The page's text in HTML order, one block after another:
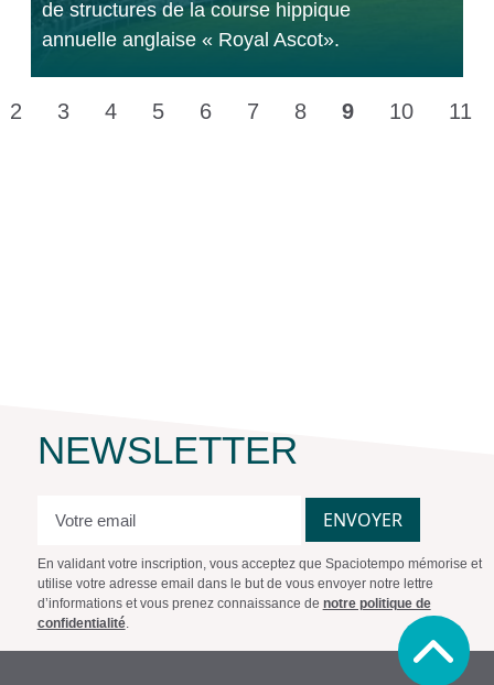
de structures de la course hippique
annuelle anglaise « Royal Ascot».
2 3 4 5 6 7 8 9 10 11
NEWSLETTER
ENVOYER
En validant votre inscription, vous acceptez que Spaciotempo mémorise et
utilise votre adresse email dans le but de vous envoyer notre lettre
d’informations et vous prenez connaissance de notre politique de
confidentialité.